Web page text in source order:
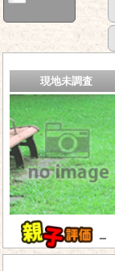
現地未調査
－